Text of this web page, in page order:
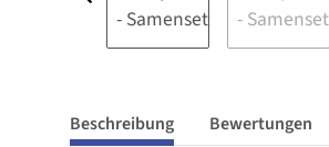
Beschreibung Bewertungen